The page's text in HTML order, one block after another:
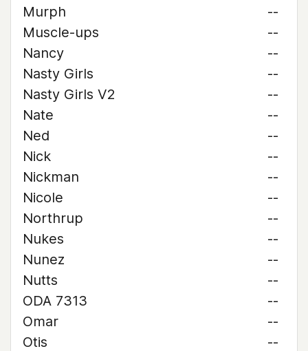
Murph
--
Muscle-ups
--
Nancy
--
Nasty Girls
--
Nasty Girls V2
--
Nate
--
Ned
--
Nick
--
Nickman
--
Nicole
--
Northrup
--
Nukes
--
Nunez
--
Nutts
--
ODA 7313
--
Omar
--
Otis
--